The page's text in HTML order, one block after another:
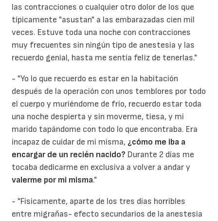
las contracciones o cualquier otro dolor de los que
típicamente "asustan" a las embarazadas cien mil
veces. Estuve toda una noche con contracciones
muy frecuentes sin ningún tipo de anestesia y las
recuerdo genial, hasta me sentía feliz de tenerlas."
- "Yo lo que recuerdo es estar en la habitación
después de la operación con unos temblores por todo
el cuerpo y muriéndome de frío, recuerdo estar toda
una noche despierta y sin moverme, tiesa, y mi
marido tapándome con todo lo que encontraba. Era
incapaz de cuidar de mi misma, ¿cómo me iba a
encargar de un recién nacido? Durante 2 días me
tocaba dedicarme en exclusiva a volver a andar y
valerme por mi misma."
- "Físicamente, aparte de los tres días horribles
entre migrañas- efecto secundarios de la anestesia